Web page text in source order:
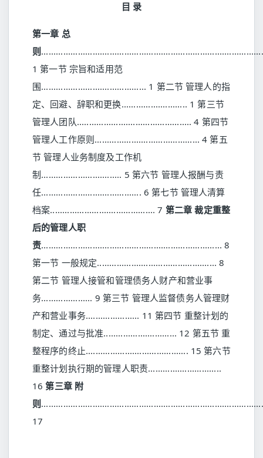
目 录
第一章 总
则
1 第一节 宗旨和适用范
围........................................... 1 第二节 管理人的指
定、回避、辞职和更换........................... 1 第三节
管理人团队............................................... 4 第四节
管理人工作原则........................................... 4 第五
节 管理人业务制度及工作机
制................................. 5 第六节 管理人报酬与责
任......................................... 6 第七节 管理人清算
档案........................................... 7 第二章 裁定重整
后的管理人职
责.......................................................................... 8
第一节 一般规定................................................. 8
第二节 管理人接管和管理债务人财产和营业事
务..................... 9 第三节 管理人监督债务人管理财
产和营业事务...................... 11 第四节 重整计划的
制定、通过与批准.............................. 12 第五节 重
整程序的终止.......................................... 15 第六节
重整计划执行期的管理人职责..............................
16第三章 附
则
17